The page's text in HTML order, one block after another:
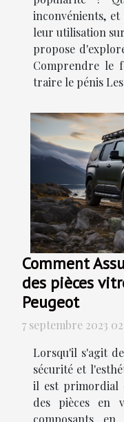
inconvénients,
leur utilisation
propose
Comprendre le
traire le pénis
Comment
des pièces
Peugeot
7 septembre 2023
Lorsqu'il s'agit
sécurité et
il est primordial
des pièces en
composants